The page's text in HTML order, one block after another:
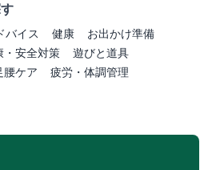
バイス 健康
お出かけ準備
・安全対策
遊びと道具
腰ケア
疲労・体調管理